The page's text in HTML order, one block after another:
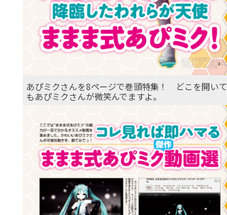
あぴミクさんを8ページで巻頭特集！ どこを開いて
もあぴミクさんが微笑んでますよ。